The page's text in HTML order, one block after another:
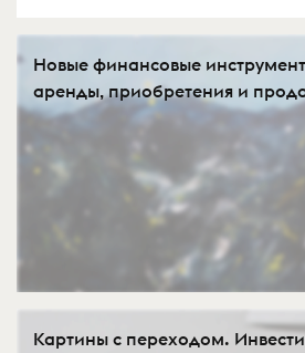
Новые финансовые
аренды, приобретения и
Картины с переходом.